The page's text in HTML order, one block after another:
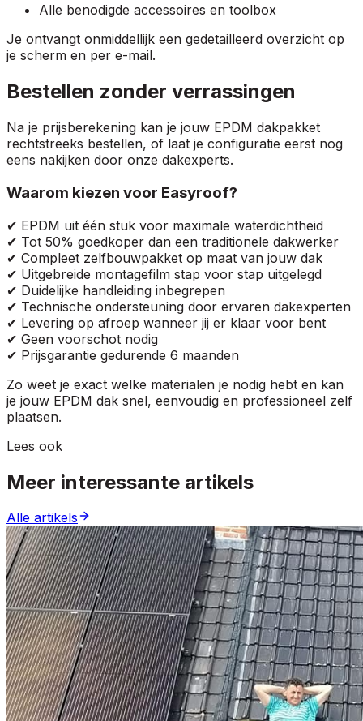
Alle benodigde accessoires en toolbox
Je ontvangt onmiddellijk een gedetailleerd overzicht op
je scherm en per e-mail.
Bestellen zonder verrassingen
Na je prijsberekening kan je jouw EPDM dakpakket
rechtstreeks bestellen, of laat je configuratie eerst nog
eens nakijken door onze dakexperts.
Waarom kiezen voor Easyroof?
✔ EPDM uit één stuk voor maximale waterdichtheid
✔ Tot 50% goedkoper dan een traditionele dakwerker
✔ Compleet zelfbouwpakket op maat van jouw dak
✔ Uitgebreide montagefilm stap voor stap uitgelegd
✔ Duidelijke handleiding inbegrepen
✔ Technische ondersteuning door ervaren dakexperten
✔ Levering op afroep wanneer jij er klaar voor bent
✔ Geen voorschot nodig
✔ Prijsgarantie gedurende 6 maanden
Zo weet je exact welke materialen je nodig hebt en kan
je jouw EPDM dak snel, eenvoudig en professioneel zelf
plaatsen.
Lees ook
Meer interessante artikels
Alle artikels